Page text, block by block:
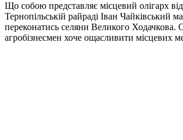
Що собою представляє місцевий олігарх від
Тернопільській райраді Іван Чайківський
переконатись селяни Великого Ходачкова.
агробізнесмен хоче ощасливити місцевих